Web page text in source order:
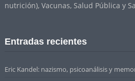
nutrición), Vacunas, Salud Pública y
Entradas recientes
Eric Kandel: nazismo, psicoanálisis y